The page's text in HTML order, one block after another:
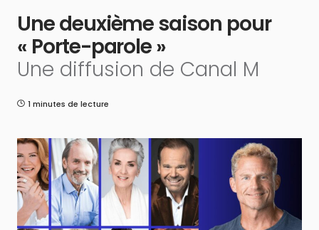
Une deuxième saison pour
« Porte-parole »
Une diffusion de Canal M
1 minutes de lecture